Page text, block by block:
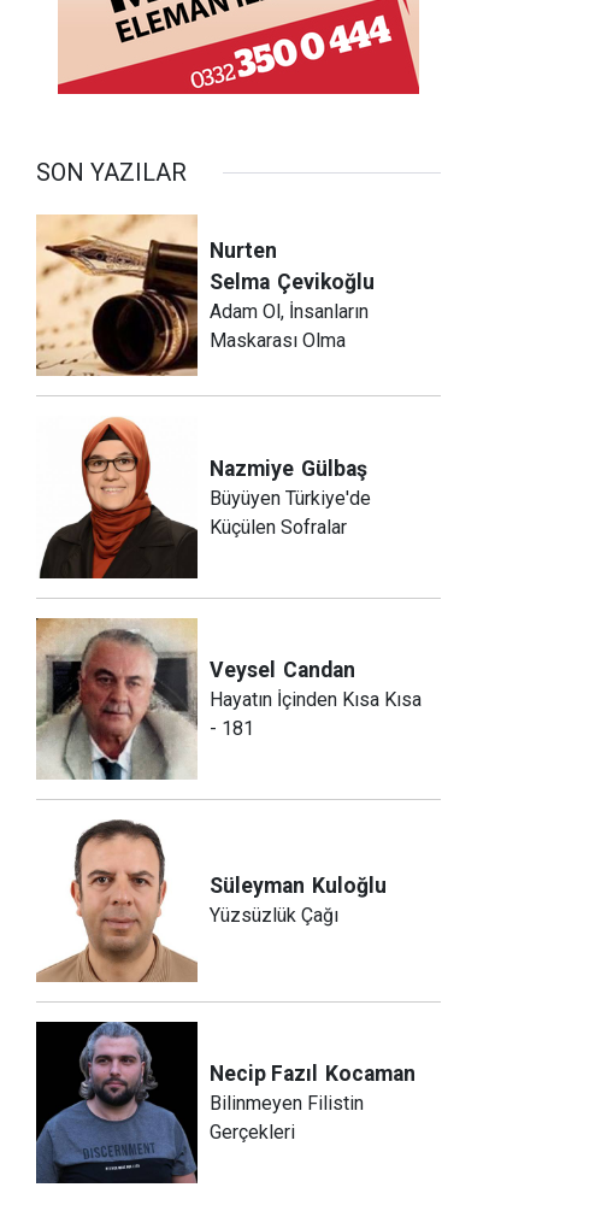
SON YAZILAR
Nurten
Selma Çevikoğlu
Adam Ol, İnsanların
Maskarası Olma
Nazmiye Gülbaş
Büyüyen Türkiye'de
Küçülen Sofralar
Veysel Candan
Hayatın İçinden Kısa Kısa
- 181
Süleyman Kuloğlu
Yüzsüzlük Çağı
Necip Fazıl Kocaman
Bilinmeyen Filistin
Gerçekleri